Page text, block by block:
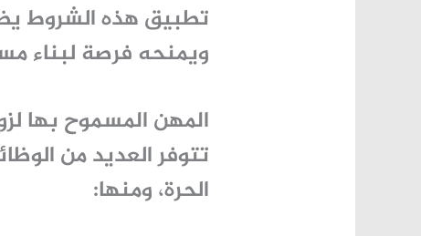
تطبيق هذه الشروط
ويمنحه فرصة لبناء
المهن المسموح بها
تتوفر العديد من
الحرة، ومنها: